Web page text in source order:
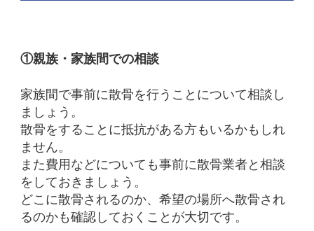
①親族・家族間での相談
家族間で事前に散骨を行うことについて相談し
ましょう。
散骨をすることに抵抗がある方もいるかもしれ
ません。
また費用などについても事前に散骨業者と相談
をしておきましょう。
どこに散骨されるのか、希望の場所へ散骨され
るのかも確認しておくことが大切です。